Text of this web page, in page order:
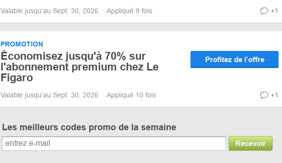
Valable jusqu’au Sept. 30, 2026 Appliqué 9 fois +1
PROMOTION
Économisez jusqu'à 70% sur
l'abonnement premium chez Le
Figaro
Profitez de l’offre
Valable jusqu’au Sept. 30, 2026 Appliqué 10 fois +1
Les meilleurs codes promo de la semaine
Recevoir